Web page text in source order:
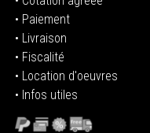
• Paiement
• Livraison
• Fiscalité
• Location d'oeuvres
• Infos utiles